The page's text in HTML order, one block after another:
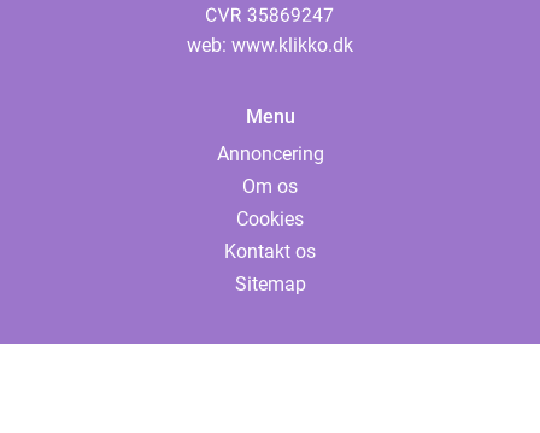
web: www.klikko.dk
Menu
Annoncering
Om os
Cookies
Kontakt os
Sitemap